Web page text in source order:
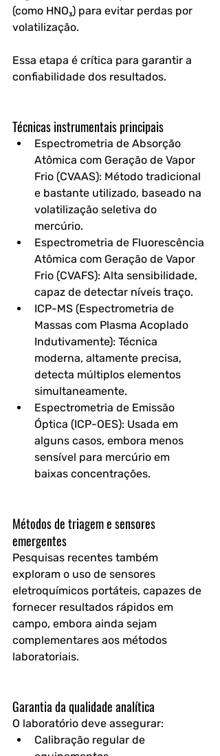
(como HNO₃) para evitar perdas por
volatilização.
Essa etapa é crítica para garantir a
confiabilidade dos resultados.
Técnicas instrumentais principais
Espectrometria de Absorção
Atômica com Geração de Vapor
Frio (CVAAS): Método tradicional
e bastante utilizado, baseado na
volatilização seletiva do
mercúrio.
Espectrometria de Fluorescência
Atômica com Geração de Vapor
Frio (CVAFS): Alta sensibilidade,
capaz de detectar níveis traço.
ICP-MS (Espectrometria de
Massas com Plasma Acoplado
Indutivamente): Técnica
moderna, altamente precisa,
detecta múltiplos elementos
simultaneamente.
Espectrometria de Emissão
Óptica (ICP-OES): Usada em
alguns casos, embora menos
sensível para mercúrio em
baixas concentrações.
Métodos de triagem e sensores
emergentes
Pesquisas recentes também
exploram o uso de sensores
eletroquímicos portáteis, capazes de
fornecer resultados rápidos em
campo, embora ainda sejam
complementares aos métodos
laboratoriais.
Garantia da qualidade analítica
O laboratório deve assegurar:
Calibração regular de